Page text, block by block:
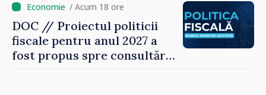
/ Acum 18 ore
DOC // Proiectul politicii
fiscale pentru anul 2027 a
fost propus spre consultări